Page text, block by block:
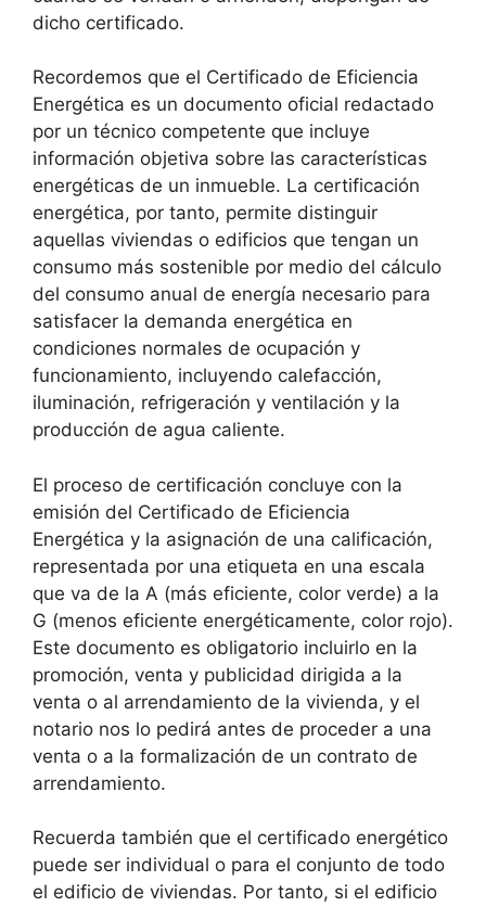
dicho certificado.
Recordemos que el Certificado de Eficiencia
Energética es un documento oficial redactado
por un técnico competente que incluye
información objetiva sobre las características
energéticas de un inmueble. La certificación
energética, por tanto, permite distinguir
aquellas viviendas o edificios que tengan un
consumo más sostenible por medio del cálculo
del consumo anual de energía necesario para
satisfacer la demanda energética en
condiciones normales de ocupación y
funcionamiento, incluyendo calefacción,
iluminación, refrigeración y ventilación y la
producción de agua caliente.
El proceso de certificación concluye con la
emisión del Certificado de Eficiencia
Energética y la asignación de una calificación,
representada por una etiqueta en una escala
que va de la A (más eficiente, color verde) a la
G (menos eficiente energéticamente, color rojo).
Este documento es obligatorio incluirlo en la
promoción, venta y publicidad dirigida a la
venta o al arrendamiento de la vivienda, y el
notario nos lo pedirá antes de proceder a una
venta o a la formalización de un contrato de
arrendamiento.
Recuerda también que el certificado energético
puede ser individual o para el conjunto de todo
el edificio de viviendas. Por tanto, si el edificio